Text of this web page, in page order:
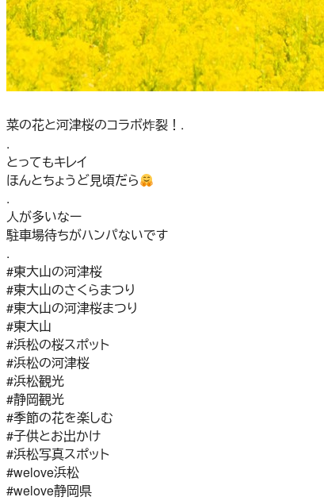
菜の花と河津桜のコラボ炸裂！.
.
とってもキレイ
ほんとちょうど見頃だら
.
人が多いなー
駐車場待ちがハンパないです
.
#東大山の河津桜
#東大山のさくらまつり
#東大山の河津桜まつり
#東大山
#浜松の桜スポット
#浜松の河津桜
#浜松観光
#静岡観光
#季節の花を楽しむ
#子供とお出かけ
#浜松写真スポット
#welove浜松
#welove静岡県